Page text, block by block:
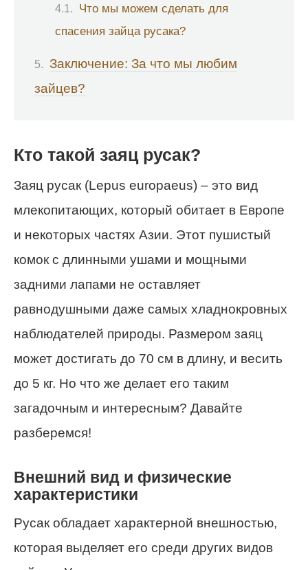
Что мы можем сделать для
спасения зайца русака?
Заключение: За что мы любим
зайцев?
Кто такой заяц русак?
Заяц русак (Lepus europaeus) – это вид
млекопитающих, который обитает в Европе
и некоторых частях Азии. Этот пушистый
комок с длинными ушами и мощными
задними лапами не оставляет
равнодушными даже самых хладнокровных
наблюдателей природы. Размером заяц
может достигать до 70 см в длину, и весить
до 5 кг. Но что же делает его таким
загадочным и интересным? Давайте
разберемся!
Внешний вид и физические
характеристики
Русак обладает характерной внешностью,
которая выделяет его среди других видов